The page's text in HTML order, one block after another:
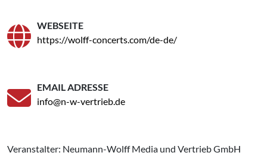
WEBSEITE
https://wolff-concerts.com/de-de/
EMAIL ADRESSE
info@n-w-vertrieb.de
Veranstalter: Neumann-Wolff Media und Vertrieb GmbH